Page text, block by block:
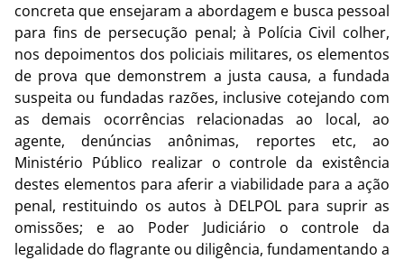
concreta que ensejaram a abordagem e busca pessoal
para fins de persecução penal; à Polícia Civil colher,
nos depoimentos dos policiais militares, os elementos
de prova que demonstrem a justa causa, a fundada
suspeita ou fundadas razões, inclusive cotejando com
as demais ocorrências relacionadas ao local, ao
agente, denúncias anônimas, reportes etc, ao
Ministério Público realizar o controle da existência
destes elementos para aferir a viabilidade para a ação
penal, restituindo os autos à DELPOL para suprir as
omissões; e ao Poder Judiciário o controle da
legalidade do flagrante ou diligência, fundamentando a